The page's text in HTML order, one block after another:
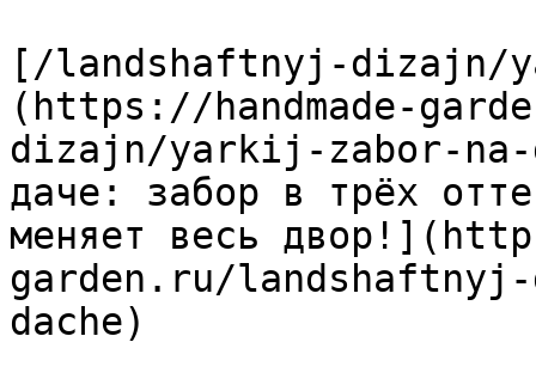
[/landshaftnyj-dizajn/
(https://handmade-
dizajn/yarkij-zabor-na-
даче: забор в трёх
меняет весь
garden.ru/
dache)